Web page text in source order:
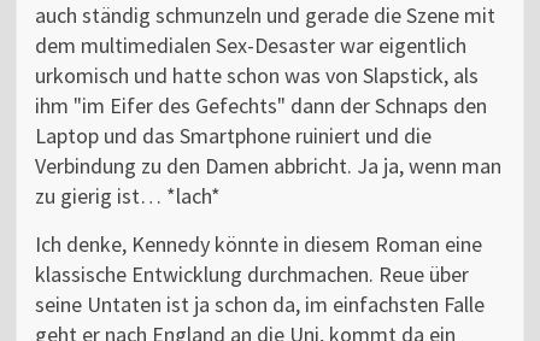
auch ständig schmunzeln und gerade die Szene mit
dem multimedialen Sex-Desaster war eigentlich
urkomisch und hatte schon was von Slapstick, als
ihm "im Eifer des Gefechts" dann der Schnaps den
Laptop und das Smartphone ruiniert und die
Verbindung zu den Damen abbricht. Ja ja, wenn man
zu gierig ist… *lach*
Ich denke, Kennedy könnte in diesem Roman eine
klassische Entwicklung durchmachen. Reue über
seine Untaten ist ja schon da, im einfachsten Falle
geht er nach England an die Uni, kommt da ein